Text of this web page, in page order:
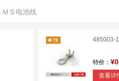
ＭＳ电池线
485003-1
特价：
查看详